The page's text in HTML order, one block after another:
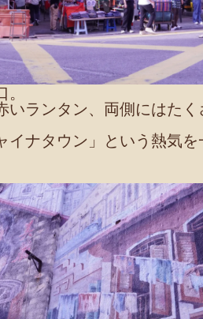
。
いランタン、両側にはた
イナタウン」という熱気